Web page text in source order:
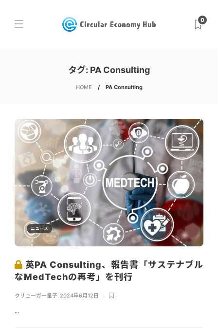
0
タグ: PA Consulting
HOME PA Consulting
ニュース
英PA Consulting、報告書「サステナブル
なMedTechの再考」を刊行
クリューガー量子, 2024年6月12日
...